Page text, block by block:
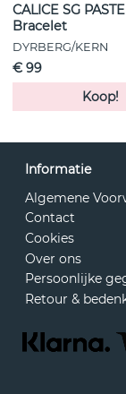
CALICE SG
Bracelet
DYRBERG/KERN
€ 99
Koop!
Informatie
Algemene
Contact
Cookies
Over ons
Persoonlijke
Retour &